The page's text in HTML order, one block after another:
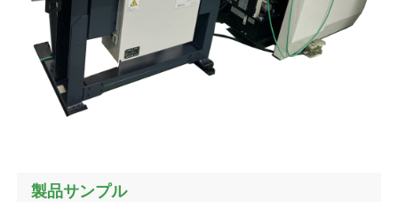
製品サンプル